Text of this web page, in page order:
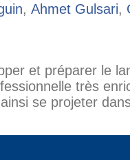
, Ahmet Gulsari,
et préparer le
très
se projeter